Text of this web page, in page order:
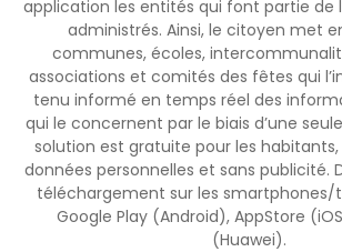
application les entités qui font partie de
administrés. Ainsi, le citoyen met
communes, écoles,
associations et comités des fêtes qui
tenu informé en temps réel des
qui le concernent par le biais d’une
solution est gratuite pour les
données personnelles et sans publicité.
téléchargement sur les smartphones/
Google Play (Android), AppStore
(Huawei).